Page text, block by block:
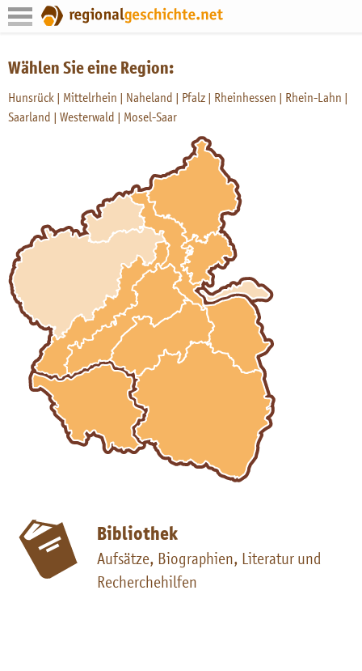
Wählen Sie eine Region:
Hunsrück Mittelrhein Naheland Pfalz Rheinhessen
Rhein-Lahn
Saarland Westerwald Mosel-Saar
Bibliothek
Aufsätze, Biographien, Literatur und
Recherchehilfen